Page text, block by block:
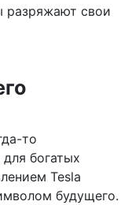
разряжают свои
то
богатых
Tesla
будущего.